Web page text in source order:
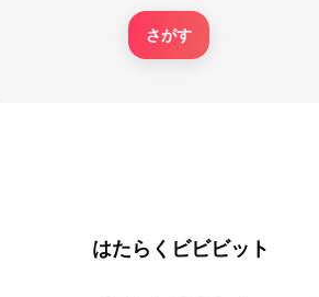
さがす
はたらくビビビット